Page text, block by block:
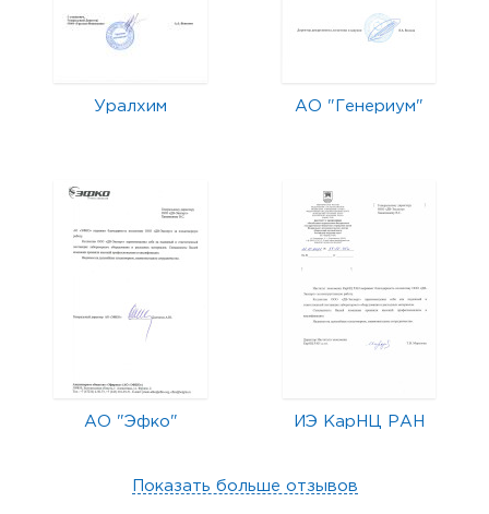
Уралхим АО "Генериум"
АО "Эфко" ИЭ КарНЦ РАН
Показать больше отзывов